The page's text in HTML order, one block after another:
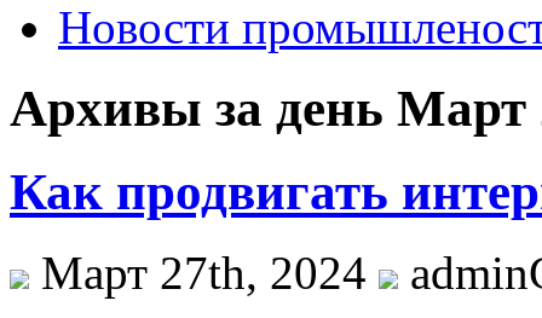
Новости
Архивы за день Март
Как продвигать
Март 27th, 2024